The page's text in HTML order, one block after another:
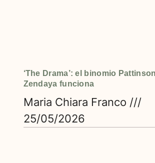
‘The Drama’: el binomio
Zendaya funciona
Maria Chiara Franco
25/05/2026